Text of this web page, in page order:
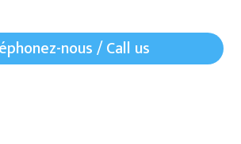
nous / Call us